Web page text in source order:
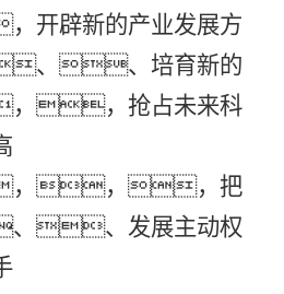
辟新的产业发展方
、、培育新的
，，抢占未来科
，，把
、、发展主动权